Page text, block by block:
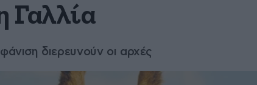
Γαλλία
διερευνούν οι αρχές